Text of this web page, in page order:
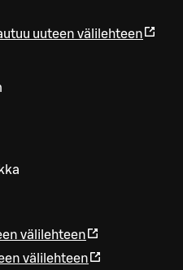
uuteen välilehteen
välilehteen
välilehteen